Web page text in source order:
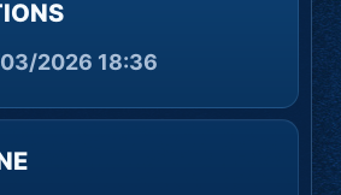
2026 18:36